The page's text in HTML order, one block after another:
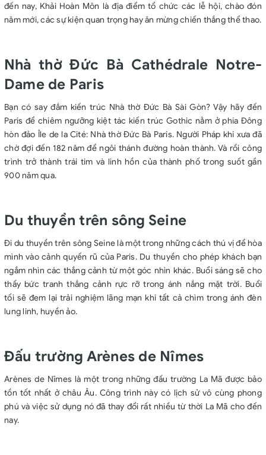
đến nay, Khải Hoàn Môn là địa điểm tổ chức các lễ hội, chào đón
năm mới, các sự kiện quan trọng hay ăn mừng chiến thắng thể thao.
Nhà thờ Đức Bà Cathédrale Notre-
Dame de Paris
Bạn có say đắm kiến trúc Nhà thờ Đức Bà Sài Gòn? Vậy hãy đến
Paris để chiêm ngưỡng kiệt tác kiến trúc Gothic nằm ở phía Đông
hòn đảo Île de la Cité: Nhà thờ Đức Bà Paris. Người Pháp khi xưa đã
chờ đợi đến 182 năm để ngôi thánh đường hoàn thành. Và rồi công
trình trở thành trái tim và linh hồn của thành phố trong suốt gần
900 năm qua.
Du thuyền trên sông Seine
Đi du thuyền trên sông Seine là một trong những cách thú vị để hòa
mình vào cảnh quyến rũ của Paris. Du thuyền cho phép khách bạn
ngắm nhìn các thắng cảnh từ một góc nhìn khác. Buổi sángsẽ cho
thấy bức tranh thắng cảnh rực rỡ trong ánh nắng mặt trời. Buổi
tốisẽ đem lại trải nghiệm lãng mạn khi tất cả chìm trong ánh đèn
lung linh, huyền ảo.
Đấu trường Arènes de Nîmes
Arènes de Nîmes là một trong những đấu trường La Mã được bảo
tồn tốt nhất ở châu Âu. Công trình này có lịch sử vô cùng phong
phú và việc sử dụng nó đã thay đổi rất nhiều từ thời La Mã cho đến
nay.